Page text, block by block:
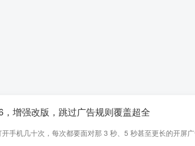
增强改版，跳过广告规则覆盖超全